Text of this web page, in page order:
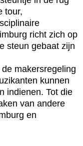
tour,
richt zich op
steun gebaat zijn
makersregeling
kunnen
indienen. Tot die
van andere
en